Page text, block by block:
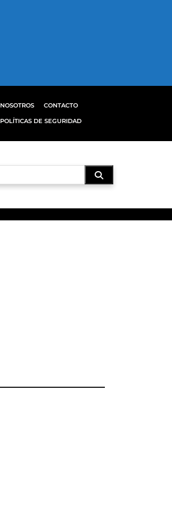
NOSOTROS
CONTACTO
POLÍTICAS DE SEGURIDAD